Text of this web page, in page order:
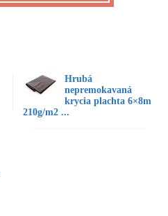
Hrubá
nepremokavaná
krycia plachta 6×8m
210g/m2 ...